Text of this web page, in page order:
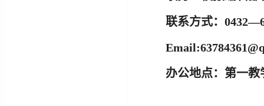
联系方式：
Email:
办公地点： 第一教